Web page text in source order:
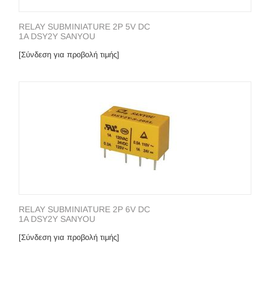
RELAY SUBMINIATURE 2P 5V DC
1A DSY2Y SANYOU
[Σύνδεση για προβολή τιμής]
RELAY SUBMINIATURE 2P 6V DC
1A DSY2Y SANYOU
[Σύνδεση για προβολή τιμής]